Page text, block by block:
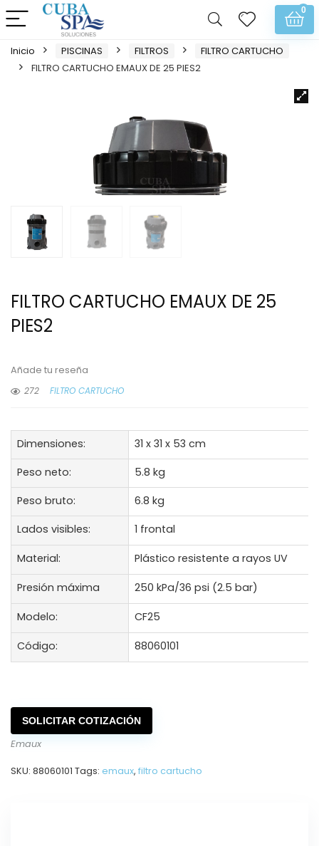
0
Inicio PISCINAS FILTROS
FILTRO CARTUCHO
FILTRO CARTUCHO EMAUX DE 25 PIES2
FILTRO CARTUCHO EMAUX DE 25
PIES2
Añade tu reseña
272
FILTRO CARTUCHO
Dimensiones:
31 x 31 x 53 cm
Peso neto:
5.8 kg
Peso bruto:
6.8 kg
Lados visibles:
1 frontal
Material: Plástico resistente a rayos UV
Presión máxima 250 kPa/36 psi (2.5 bar)
Modelo: CF25
Código: 88060101
SOLICITAR COTIZACIÓN
Emaux
SKU: 88060101 Tags: emaux, filtro cartucho